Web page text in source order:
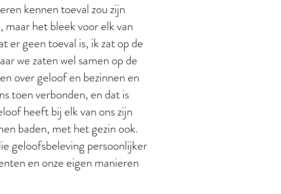
kennen toeval zou zijn
het bleek voor elk van
er geen toeval is, ik zat op de
we zaten wel samen op de
over geloof en bezinnen en
toen verbonden, en dat is
heeft bij elk van ons zijn
baden, met het gezin ook.
geloofsbeleving persoonlijker
en onze eigen manieren